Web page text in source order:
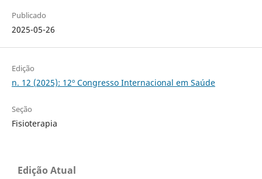
Publicado
2025-05-26
Edição
n. 12 (2025): 12º Congresso Internacional em Saúde
Seção
Fisioterapia
Edição Atual